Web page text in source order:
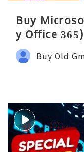
Buy
y Office 365)
Buy Old